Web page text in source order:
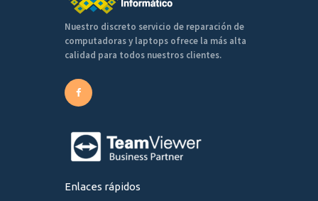
Nuestro discreto servicio de reparación de
computadoras y laptops ofrece la más alta
calidad para todos nuestros clientes.
Enlaces rápidos